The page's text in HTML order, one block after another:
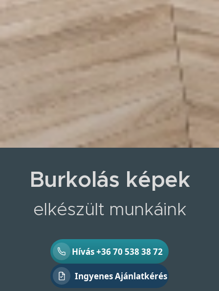
Burkolás képek
elkészült munkáink
Hívás +36 70 538 38 72
Ingyenes Ajánlatkérés